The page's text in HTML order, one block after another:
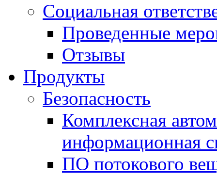
Социальная
Проведенные
Отзывы
Продукты
Безопасность
Комплексная
информационная
ПО потокового